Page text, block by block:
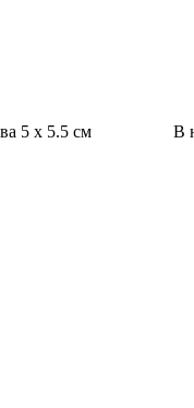
5 х 5.5 см В